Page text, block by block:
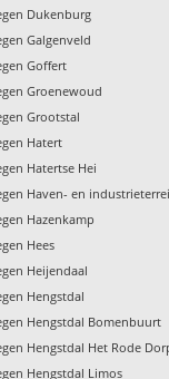
Dukenburg
Galgenveld
Goffert
Groenewoud
Grootstal
Hatert
Hatertse Hei
Haven- en
Hazenkamp
Hees
Heijendaal
Hengstdal
Hengstdal Bomenbuurt
Hengstdal Het Rode
Hengstdal Limos